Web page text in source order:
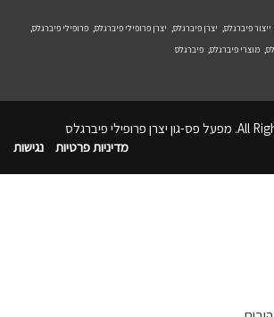
ייצור פיברגלס, יצרן פיברגלס, יצרן פרופילי פיברגלס, פרופילי פיברגלס,
מוצרי פיברגלס, פיברגלס
מדיניות פרטיות נגישות
הנגישות